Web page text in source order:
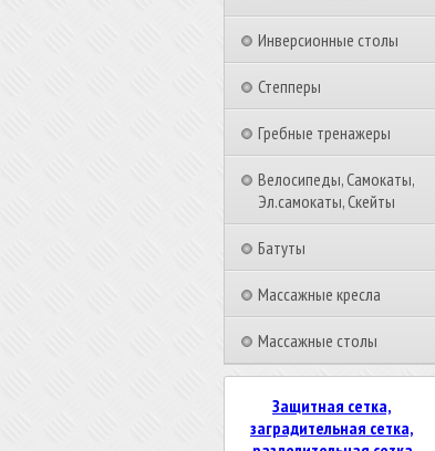
Инверсионные столы
Степперы
Гребные тренажеры
Велосипеды, Самокаты,
Эл.самокаты, Скейты
Батуты
Массажные кресла
Массажные столы
Защитная сетка,
заградительная сетка,